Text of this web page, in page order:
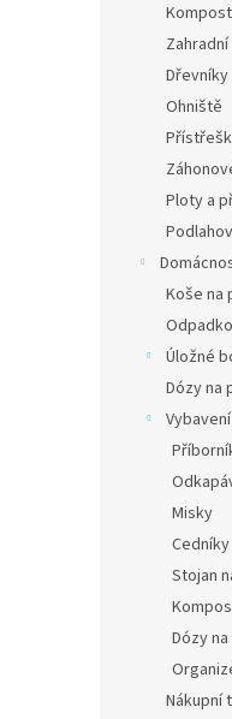
Dřevníky
Ohniště
Ploty a
Koše na
Úložné
Dózy na
Misky
Cedníky
Stojan
Dózy
Nákupní